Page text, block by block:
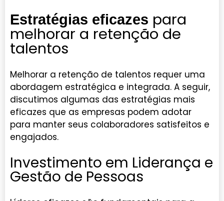
Estratégias eficazes para
melhorar a retenção de
talentos
Melhorar a retenção de talentos requer uma
abordagem estratégica e integrada. A seguir,
discutimos algumas das estratégias mais
eficazes que as empresas podem adotar
para manter seus colaboradores satisfeitos e
engajados.
Investimento em Liderança e
Gestão de Pessoas